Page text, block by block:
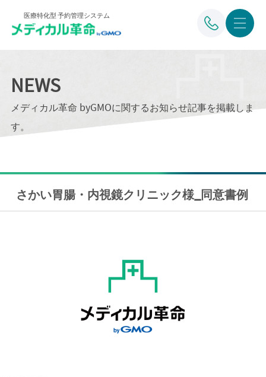
医療特化型 予約管理システム
NEWS
メディカル革命 byGMOに関するお知らせ記事を掲載しま
す。
さかい胃腸・内視鏡クリニック様_同意書例